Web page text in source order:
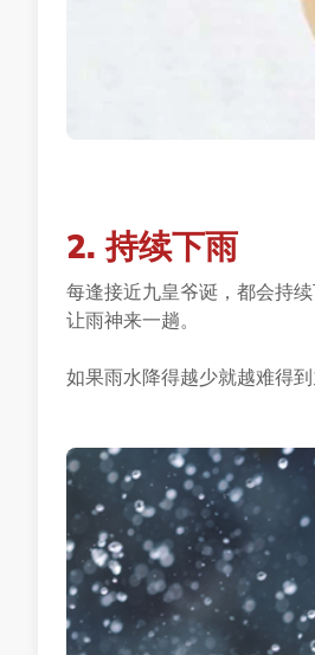
2. 持续下雨
每逢接近九皇爷诞，都会持
让雨神来一趟。
如果雨水降得越少就越难得